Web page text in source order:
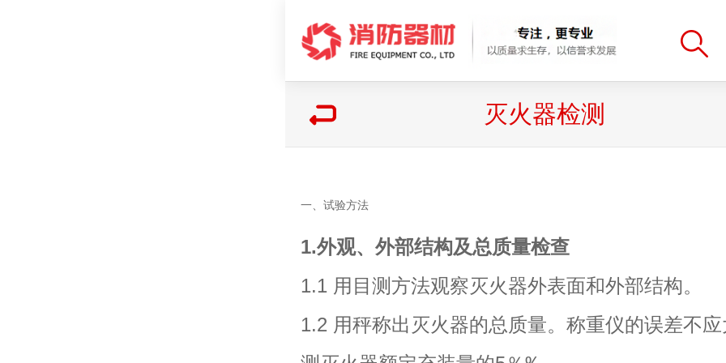
灭火器检测
一、试验方法
1.外观、外部结构及总质量检查
1.1 用目测方法观察灭火器外表面和外部结构。
1.2 用秤称出灭火器的总质量。称重仪的误差不